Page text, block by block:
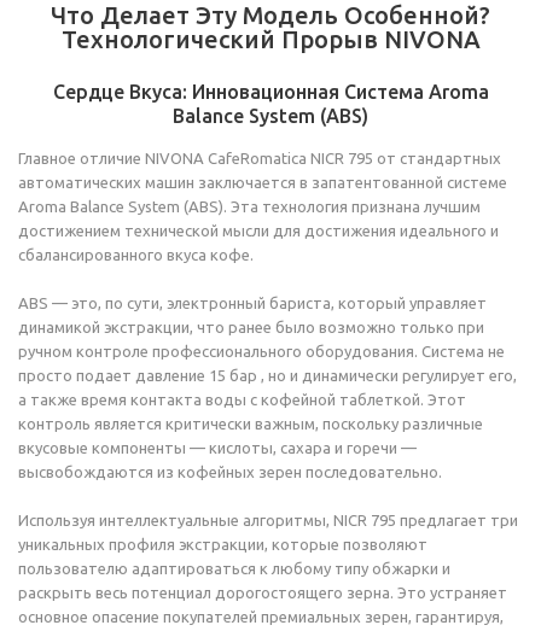
Что Делает Эту Модель Особенной?
Технологический Прорыв NIVONA
Сердце Вкуса: Инновационная Система Aroma
Balance System (ABS)
Главное отличие NIVONA CafeRomatica NICR 795 от стандартных
автоматических машин заключается в запатентованной системе
Aroma Balance System (ABS). Эта технология признана лучшим
достижением технической мысли для достижения идеального и
сбалансированного вкуса кофе.
ABS — это, по сути, электронный бариста, который управляет
динамикой экстракции, что ранее было возможно только при
ручном контроле профессионального оборудования. Система не
просто подает давление 15 бар , но и динамически регулирует его,
а также время контакта воды с кофейной таблеткой. Этот
контроль является критически важным, поскольку различные
вкусовые компоненты — кислоты, сахара и горечи —
высвобождаются из кофейных зерен последовательно.
Используя интеллектуальные алгоритмы, NICR 795 предлагает три
уникальных профиля экстракции, которые позволяют
пользователю адаптироваться к любому типу обжарки и
раскрыть весь потенциал дорогостоящего зерна. Это устраняет
основное опасение покупателей премиальных зерен, гарантируя,